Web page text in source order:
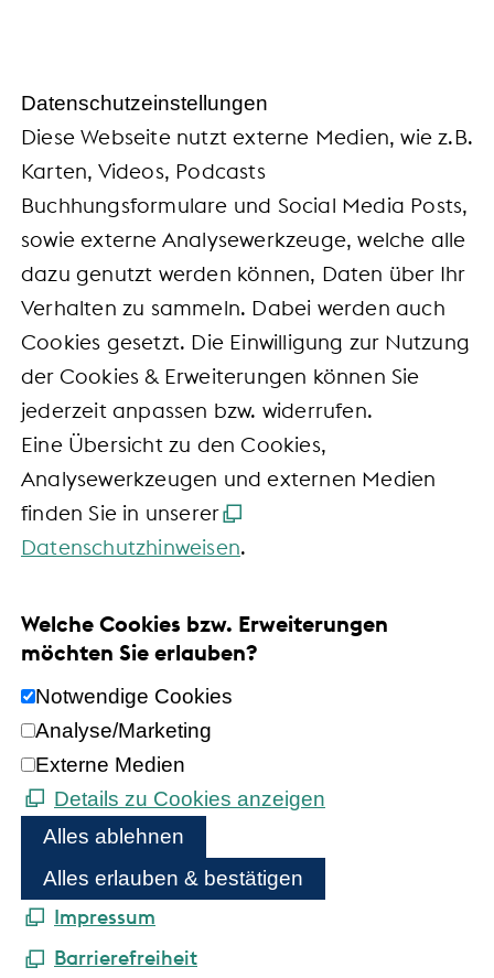
Daten­schutz­ein­stel­lun­gen
Diese Webseite nutzt externe Medien, wie z.B.
Karten, Videos, Podcasts
Buchhungsformulare und Social Media Posts,
sowie externe Analysewerkzeuge, welche alle
dazu genutzt werden können, Daten über Ihr
Verhalten zu sammeln. Dabei werden auch
Cookies gesetzt. Die Einwilligung zur Nutzung
der Cookies & Erweiterungen können Sie
jederzeit anpassen bzw. widerrufen.
Eine Übersicht zu den Cookies,
Analysewerkzeugen und externen Medien
finden Sie in unserer
Datenschutzhinweisen.
Welche Cookies bzw. Erweiterungen
möchten Sie erlauben?
Notwendige Cookies
Analyse/Marketing
Externe Medien
Details zu Cookies anzeigen
Alles ablehnen
Alles erlauben & bestätigen
Impressum
Barrierefreiheit